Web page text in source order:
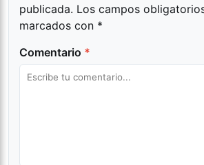
publicada. Los campos
marcados con *
Comentario *